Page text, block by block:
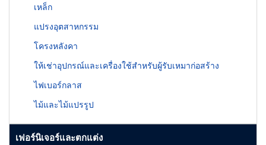
เหล็ก
แปรงอุตสาหกรรม
โครงหลังคา
ให้เช่าอุปกรณ์และเครื่องใช้สำหรับผู้รับเหมาก่อสร้าง
ไฟเบอร์กลาส
ไม้และไม้แปรรูป
เฟอร์นิเจอร์และตกแต่ง